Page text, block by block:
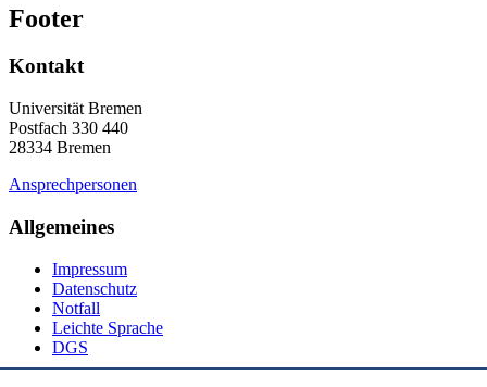
Footer
Kontakt
Universität Bremen
Postfach 330 440
28334 Bremen
Ansprechpersonen
Allgemeines
Impressum
Datenschutz
Notfall
Leichte Sprache
DGS